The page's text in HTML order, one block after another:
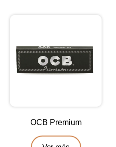
OCB Premium